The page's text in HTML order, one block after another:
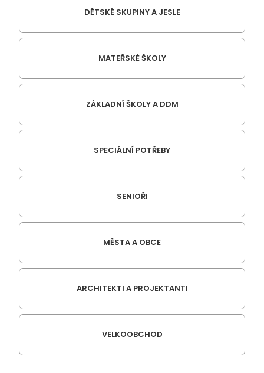
DĚTSKÉ SKUPINY A JESLE
MATEŘSKÉ ŠKOLY
ZÁKLADNÍ ŠKOLY A DDM
SPECIÁLNÍ POTŘEBY
SENIOŘI
MĚSTA A OBCE
ARCHITEKTI A PROJEKTANTI
VELKOOBCHOD